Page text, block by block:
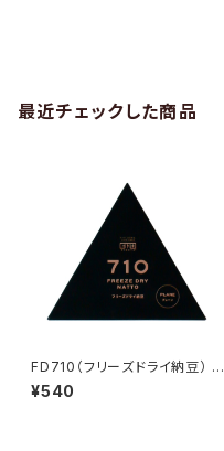
最近チェックした商品
FD710（フリーズドライ納豆） プ
レーン
¥540